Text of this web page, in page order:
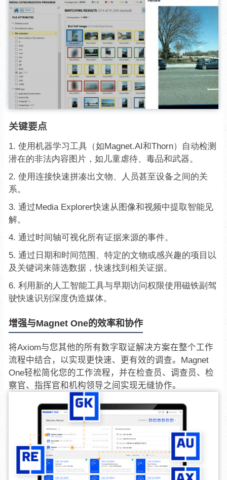
关键要点
使用机器学习工具（如Magnet.AI和Thorn）自动检测
潜在的非法内容图片，如儿童虐待、毒品和武器。
使用连接快速拼凑出文物、人员甚至设备之间的关
系。
通过Media Explorer快速从图像和视频中提取智能见
解。
通过时间轴可视化所有证据来源的事件。
通过日期和时间范围、特定的文物或感兴趣的项目以
及关键词来筛选数据，快速找到相关证据。
利用新的人工智能工具与早期访问权限使用磁铁副驾
驶快速识别 深度伪造媒体。
增强与Magnet One的效率和协作
将Axiom与您其他的所有数字取证解决方案在整个工作
流程中结合，以实现更快速、更有效的调查。Magnet
One轻松简化您的工作流程，并在检查员、调查员、检
察官、指挥官和机构领导之间实现无缝协作。